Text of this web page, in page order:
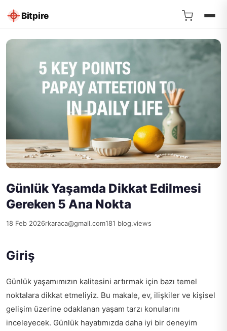
Bitpire
Günlük Yaşamda Dikkat Edilmesi
Gereken 5 Ana Nokta
18 Feb 2026rkaraca@gmail.com181 blog.views
Giriş
Günlük yaşamımızın kalitesini artırmak için bazı temel
noktalara dikkat etmeliyiz. Bu makale, ev, ilişkiler ve kişisel
gelişim üzerine odaklanan yaşam tarzı konularını
inceleyecek. Günlük hayatımızda daha iyi bir deneyim